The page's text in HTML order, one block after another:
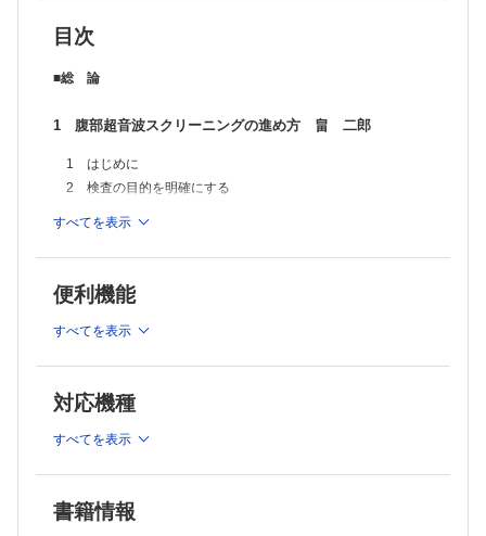
5 見落とし，誤認をしないためのコツ
2 胆  西田睦・木村もと子・澤口智美・白石祐子・今井希一・廣
1 はじめに
2 スクリーニングにおけるコツ
3 忘れてはならないチェックポイントと画像の解釈
4 おわりに
3 膵臓 関根智紀・朝田 寛
1 はじめに
2 超音波検査で見落としをしないために
5 膵のアーチファクトとその対応
7 膵の炎症性病変
9 その他
10 まとめ
4 脾臓 岩崎信広
2 正常像
5 おわりに
5 腎臓 高梨 昇
目次
■総 論
1 腹部超音波スクリーニングの進め方 畠 二郎
1 はじめに
2 検査の目的を明確にする
5 おわりに
2 腹部超音波検査に必要な解剖の知識 桜井正児・辻本文
雄
1 肝臓の解剖
3 膵臓の解剖
4 脾臓の解剖
7 消化管の解剖
すべてを表示
便利機能
すべてを表示
対応機種
すべてを表示
書籍情報